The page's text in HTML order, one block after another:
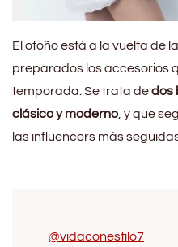
El otoño está a la vuelta de
preparados los accesorios
temporada. Se trata dedos
clásico y moderno, y que
las influencers más
@vidaconestilo7